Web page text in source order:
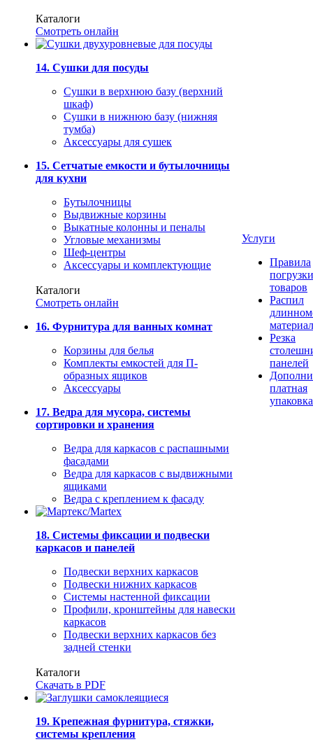
Каталоги
Смотреть онлайн
14. Сушки для посуды
Сушки в верхнюю базу (верхний
шкаф)
Сушки в нижнюю базу (нижняя
тумба)
Аксессуары для сушек
15. Сетчатые емкости и бутылочницы
для кухни
Бутылочницы
Выдвижные корзины
Выкатные колонны и пеналы
Угловые механизмы
Шеф-центры
Аксессуары и комплектующие
Каталоги
Смотреть онлайн
16. Фурнитура для ванных комнат
Корзины для белья
Комплекты емкостей для П-
образных ящиков
Аксессуары
17. Ведра для мусора, системы
сортировки и хранения
Ведра для каркасов с распашными
фасадами
Ведра для каркасов с выдвижными
ящиками
Ведра с креплением к фасаду
18. Системы фиксации и подвески
каркасов и панелей
Подвески верхних каркасов
Подвески нижних каркасов
Системы настенной фиксации
Профили, кронштейны для навески
каркасов
Подвески верхних каркасов без
задней стенки
Каталоги
Скачать в PDF
19. Крепежная фурнитура, стяжки,
системы крепления
Услуги
Правила
погрузки
товаров
Распил
Резка
панелей
платная
упаковка